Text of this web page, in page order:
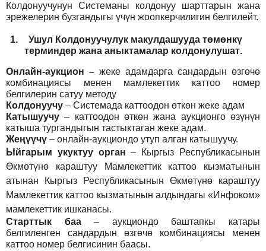
Колдонуучунун Системаны колдонуу шарттарын жана
эрежелерин бузгандыгы үчүн жоопкерчилигин белгилейт.
1.
Ушул Колдонуучулук макулдашууда төмөнкү
терминдер жана аныктамалар колдонулушат.
Онлайн-аукцион – жеке адамдарга сандардын өзгөчө
комбинациясы менен мамлекеттик каттоо номер
белгилерин сатуу методу
Колдонуучу – Системада каттоодон өткөн жеке адам
Катышуучу – каттоодон өткөн жана аукционго өзүнүн
катыша тургандыгын тастыктаган жеке адам.
Жеңүүчү – онлайн-аукциондо утуп алган катышуучу.
Ыйгарым укуктуу орган –
Кыргыз Республикасынын
Өкмөтүнө караштуу Мамлекеттик каттоо кызматынын
атынан Кыргыз Республикасынын Өкмөтүнө караштуу
Мамлекеттик каттоо кызматынын алдындагы «Инфоком»
мамлекеттик ишканасы.
Старттык баа– аукциондо баштапкы катары
белгиленген сандардын өзгөчө комбинациясы менен
каттоо номер белгисинин баасы.